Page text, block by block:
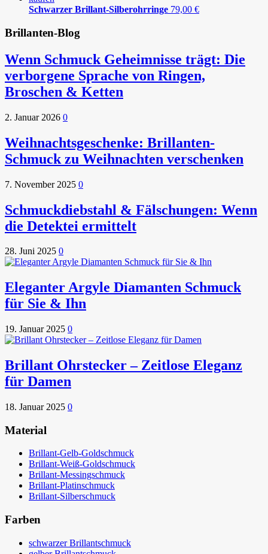
Schwarzer Brillant-Silberohrringe 79,00 €
Brillanten-Blog
Wenn Schmuck Geheimnisse trägt: Die
verborgene Sprache von Ringen,
Broschen & Ketten
2. Januar 2026 0
Weihnachtsgeschenke: Brillanten-
Schmuck zu Weihnachten verschenken
7. November 2025 0
Schmuckdiebstahl & Fälschungen: Wenn
die Detektei ermittelt
28. Juni 2025 0
Eleganter Argyle Diamanten Schmuck
für Sie & Ihn
19. Januar 2025 0
Brillant Ohrstecker – Zeitlose Eleganz
für Damen
18. Januar 2025 0
Material
Brillant-Gelb-Goldschmuck
Brillant-Weiß-Goldschmuck
Brillant-Messingschmuck
Brillant-Platinschmuck
Brillant-Silberschmuck
Farben
schwarzer Brillantschmuck